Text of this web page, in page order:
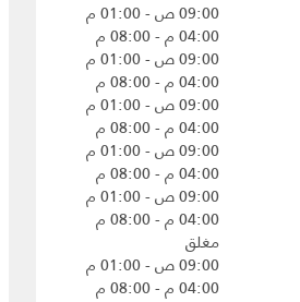
09:00 ص - 01:00 م
04:00 م - 08:00 م
09:00 ص - 01:00 م
04:00 م - 08:00 م
09:00 ص - 01:00 م
04:00 م - 08:00 م
09:00 ص - 01:00 م
04:00 م - 08:00 م
09:00 ص - 01:00 م
04:00 م - 08:00 م
مغلق
09:00 ص - 01:00 م
04:00 م - 08:00 م